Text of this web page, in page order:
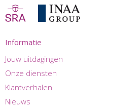
Informatie
Jouw uitdagingen
Onze diensten
Klantverhalen
Nieuws